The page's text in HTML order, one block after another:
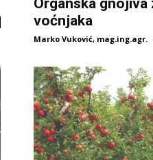
Organska gnojiva
voćnjaka
Marko Vuković, mag.ing.agr. -